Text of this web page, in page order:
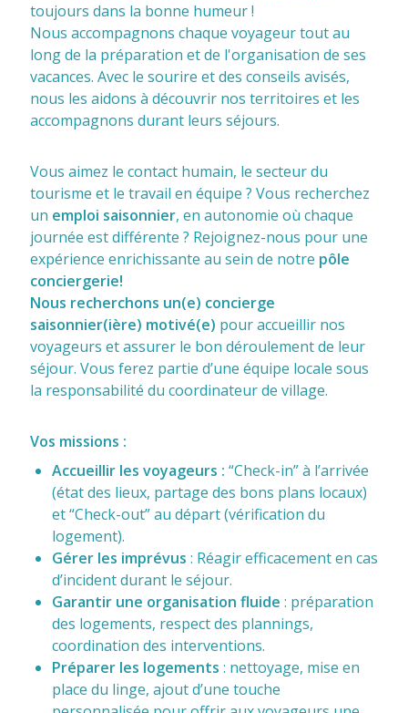
toujours dans la bonne humeur !
Nous accompagnons chaque voyageur tout au
long de la préparation et de l'organisation de ses
vacances. Avec le sourire et des conseils avisés,
nous les aidons à découvrir nos territoires et les
accompagnons durant leurs séjours.
Vous aimez le contact humain, le secteur du
tourisme et le travail en équipe ? Vous recherchez
un emploi saisonnier, en autonomie où chaque
journée est différente ? Rejoignez-nous pour une
expérience enrichissante au sein de notre pôle
conciergerie!
Nous recherchons un(e) concierge
saisonnier(ière) motivé(e) pour accueillir nos
voyageurs et assurer le bon déroulement de leur
séjour. Vous ferez partie d’une équipe locale sous
la responsabilité du coordinateur de village.
Vos missions :
Accueillir les voyageurs : “Check-in” à l’arrivée
(état des lieux, partage des bons plans locaux)
et “Check-out” au départ (vérification du
logement).
Gérer les imprévus : Réagir efficacement en cas
d’incident durant le séjour.
Garantir une organisation fluide : préparation
des logements, respect des plannings,
coordination des interventions.
Préparer les logements : nettoyage, mise en
place du linge, ajout d’une touche